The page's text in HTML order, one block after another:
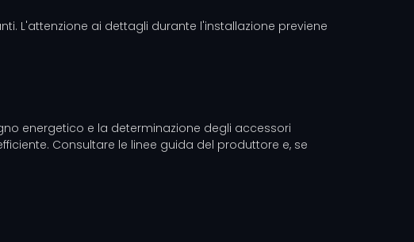
L'attenzione ai dettagli durante l'installazione previene
energetico e la determinazione degli accessori
Consultare le linee guida del produttore e, se